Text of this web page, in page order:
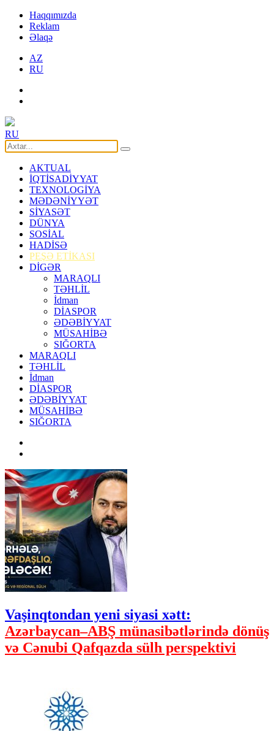
Haqqımızda
Reklam
Əlaqə
AZ
RU
RU
AKTUAL
İQTİSADİYYAT
TEXNOLOGİYA
MƏDƏNİYYƏT
SİYASƏT
DÜNYA
SOSİAL
HADİSƏ
PEŞƏ ETİKASI
DİGƏR
MARAQLI
TƏHLİL
İdman
DİASPOR
ƏDƏBİYYAT
MÜSAHİBƏ
SIĞORTA
MARAQLI
TƏHLİL
İdman
DİASPOR
ƏDƏBİYYAT
MÜSAHİBƏ
SIĞORTA
Vaşinqtondan yeni siyasi xətt:
Azərbaycan–ABŞ münasibətlərində dönüş
və Cənubi Qafqazda sülh perspektivi